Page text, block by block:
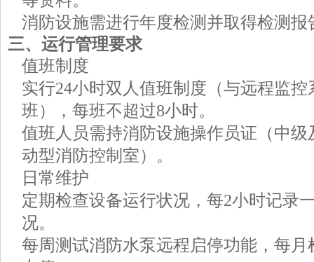
消防设施需进行年度检测并取得检测报
三、运行管理要求
值班制度
实行24小时双人值班制度（与远程监
班），每班不超过8小时。
值班人员需持消防设施操作员证（中
动型消防控制室）。
日常维护
定期检查设备运行状况，每2小时记录
况。
每周测试消防水泵远程启停功能，每